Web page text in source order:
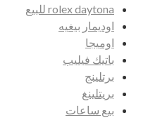
rolex daytona للبيع
اوديمار بيغيه
اوميجا
باتيك فيليب
برتلينج
بريتلينغ
بيع ساعات